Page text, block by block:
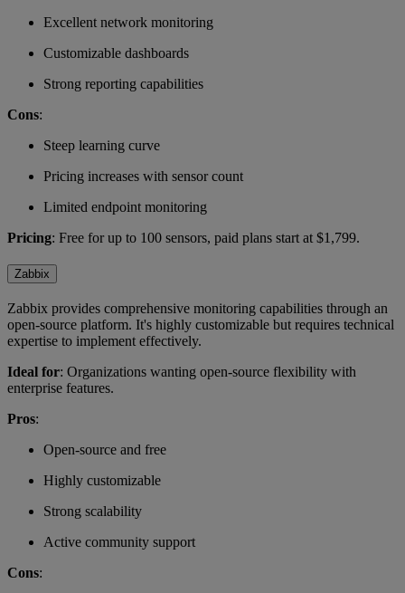
Excellent network monitoring
Customizable dashboards
Strong reporting capabilities
Cons:
Steep learning curve
Pricing increases with sensor count
Limited endpoint monitoring
Pricing: Free for up to 100 sensors, paid plans start at $1,799.
Zabbix
Zabbix provides comprehensive monitoring capabilities through an
open-source platform. It's highly customizable but requires technical
expertise to implement effectively.
Ideal for: Organizations wanting open-source flexibility with
enterprise features.
Pros:
Open-source and free
Highly customizable
Strong scalability
Active community support
Cons: